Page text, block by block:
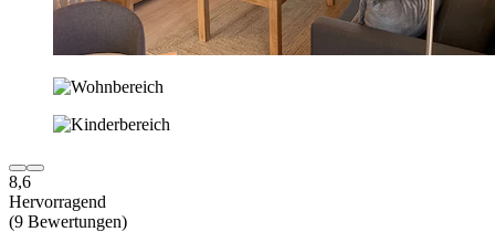
8,6
Hervorragend
(9 Bewertungen)